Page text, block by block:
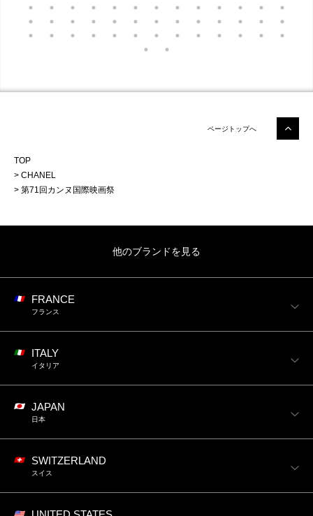
ページトップへ
TOP
CHANEL
第71回カンヌ国際映画祭
他のブランドを見る
FRANCE
フランス
ITALY
イタリア
JAPAN
日本
SWITZERLAND
スイス